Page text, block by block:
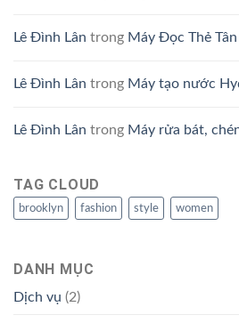
Lê Đình Lân trong Máy Đọc Thẻ
Lê Đình Lân trong Máy tạo nước
Lê Đình Lân trong Máy rửa bát,
TAG CLOUD
brooklyn fashion style women
DANH MỤC
Dịch vụ (2)